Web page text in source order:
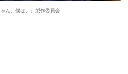
ん、僕は。』製作委員会